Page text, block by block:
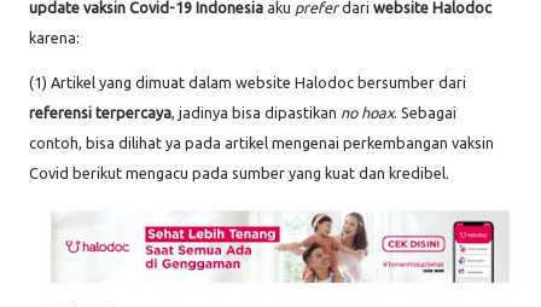
update vaksin Covid-19 Indonesia aku preferdari website Halodoc
karena:
(1) Artikel yang dimuat dalam website Halodoc bersumber dari
referensi terpercaya, jadinya bisa dipastikan no hoax. Sebagai
contoh, bisa dilihat ya pada artikel mengenai perkembangan vaksin
Covid berikut mengacu pada sumber yang kuat dan kredibel.